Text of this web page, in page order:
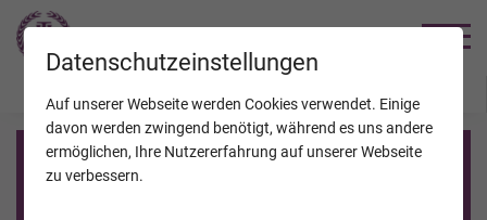
Registrierung auf TrauerHilfe.it
Datenschutzeinstellungen
Auf unserer Webseite werden Cookies verwendet. Einige
davon werden zwingend benötigt, während es uns andere
ermöglichen, Ihre Nutzererfahrung auf unserer Webseite
zu verbessern.
JAHRESTAGE KALENDER VERSTORBENE